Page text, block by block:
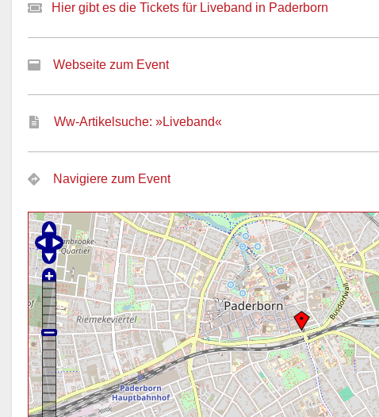
Hier gibt es die Tickets für Liveband in Paderborn
Webseite zum Event
Ww-Artikelsuche: »Liveband«
Navigiere zum Event